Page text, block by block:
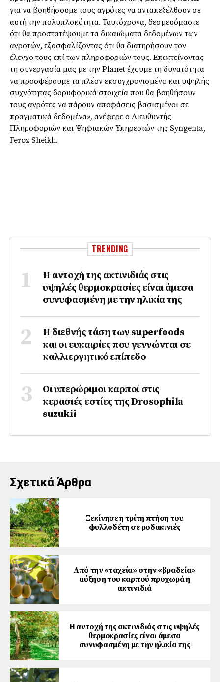
για να βοηθήσουμε τους αγρότες να ανταπεξέλθουν σε
αυτή την πολυπλοκότητα. Ταυτόχρονα, δεσμευόμαστε
ότι θα προστατέψουμε τα δικαιώματα δεδομένων των
αγροτών, εξασφαλίζοντας ότι θα διατηρήσουν τον
έλεγχο τους επί των πληροφοριών τους. Επεκτείνοντας
τη συνεργασία μας με την Planet έχουμε τη δυνατότητα
να προσφέρουμε τα πλέον εκσυγχρονισμένα και υψηλής
συχνότητας δορυφορικά στοιχεία που θα βοηθήσουν
τους αγρότες να πάρουν αποφάσεις βασισμένοι σε
πραγματικά δεδομένα», ανέφερε ο Διευθυντής
Πληροφοριών και Ψηφιακών Υπηρεσιών της Syngenta,
Feroz Sheikh.
TRENDING
Η αντοχή της ακτινιδιάς στις
υψηλές θερμοκρασίες είναι άμεσα
συνυφασμένη με την ηλικία της
Η διεθνής τάση των superfoods
και οι ευκαιρίες που γεννώνται σε
καλλιεργητικό επίπεδο
Οι υπερώριμοι καρποί στις
κερασιές εστίες της Drosophila
suzukii
Σχετικά Άρθρα
Ξεκίνησε η τρίτη πτήση του
φυλλοδέτη σε ροδακινιές
Από την «ταχεία» στην «βραδεία»
αύξηση του καρπού προχωρά η
ακτινιδιά
Η αντοχή της ακτινιδιάς στις υψηλές
θερμοκρασίες είναι άμεσα
συνυφασμένη με την ηλικία της